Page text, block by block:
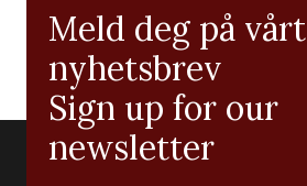
Meld deg på vårt
nyhetsbrev
Sign up for our
newsletter